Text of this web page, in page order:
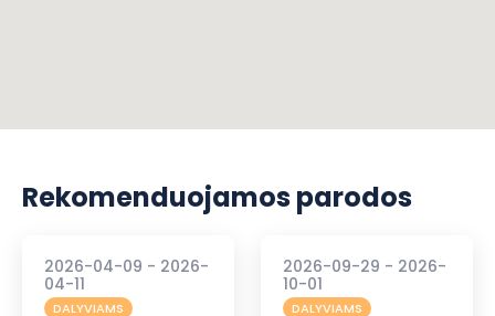
Rekomenduojamos parodos
2026-04-09 - 2026-
04-11
DALYVIAMS
2026-09-29 - 2026-
10-01
DALYVIAMS